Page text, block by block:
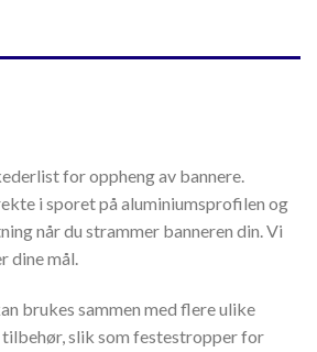
for oppheng av bannere.
i sporet på aluminiumsprofilen og
når du strammer banneren din. Vi
dine mål.
brukes sammen med flere ulike
slik som festestropper for